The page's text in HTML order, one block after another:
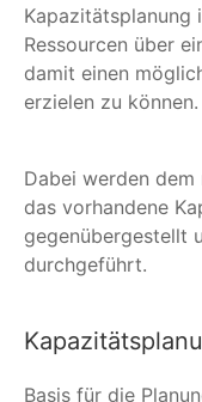
Kapazitätsplanung
Ressourcen über
damit einen
erzielen zu können.
Dabei werden
das vorhandene
gegenübergestellt
durchgeführt.
Basis für die